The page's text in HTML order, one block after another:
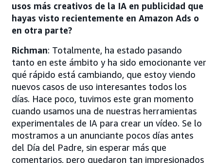
usos más creativos de la IA en publicidad que
hayas visto recientemente en Amazon Ads o
en otra parte?
Richman: Totalmente, ha estado pasando
tanto en este ámbito y ha sido emocionante ver
qué rápido está cambiando, que estoy viendo
nuevos casos de uso interesantes todos los
días. Hace poco, tuvimos este gran momento
cuando usamos una de nuestras herramientas
experimentales de IA para crear un vídeo. Se lo
mostramos a un anunciante pocos días antes
del Día del Padre, sin esperar más que
comentarios, pero quedaron tan impresionados